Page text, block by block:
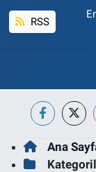
RSS
Ana